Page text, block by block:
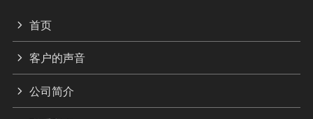
首页
客户的声音
公司简介